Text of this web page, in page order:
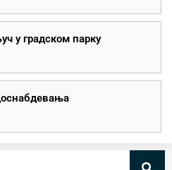
у градском парку